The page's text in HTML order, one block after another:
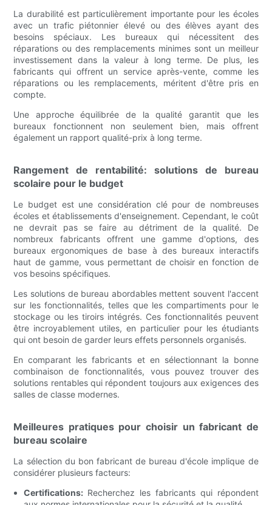
La durabilité est particulièrement importante pour les écoles
avec un trafic piétonnier élevé ou des élèves ayant des
besoins spéciaux. Les bureaux qui nécessitent des
réparations ou des remplacements minimes sont un meilleur
investissement dans la valeur à long terme. De plus, les
fabricants qui offrent un service après-vente, comme les
réparations ou les remplacements, méritent d'être pris en
compte.
Une approche équilibrée de la qualité garantit que les
bureaux fonctionnent non seulement bien, mais offrent
également un rapport qualité-prix à long terme.
Rangement de rentabilité: solutions de bureau
scolaire pour le budget
Le budget est une considération clé pour de nombreuses
écoles et établissements d'enseignement. Cependant, le coût
ne devrait pas se faire au détriment de la qualité. De
nombreux fabricants offrent une gamme d'options, des
bureaux ergonomiques de base à des bureaux interactifs
haut de gamme, vous permettant de choisir en fonction de
vos besoins spécifiques.
Les solutions de bureau abordables mettent souvent l'accent
sur les fonctionnalités, telles que les compartiments pour le
stockage ou les tiroirs intégrés. Ces fonctionnalités peuvent
être incroyablement utiles, en particulier pour les étudiants
qui ont besoin de garder leurs effets personnels organisés.
En comparant les fabricants et en sélectionnant la bonne
combinaison de fonctionnalités, vous pouvez trouver des
solutions rentables qui répondent toujours aux exigences des
salles de classe modernes.
Meilleures pratiques pour choisir un fabricant de
bureau scolaire
La sélection du bon fabricant de bureau d'école implique de
considérer plusieurs facteurs:
Certifications: Recherchez les fabricants qui répondent